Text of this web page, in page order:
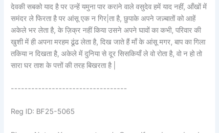
देवकी सबको याद है पर उन्हें यमुना पार करlने वाले वसुदेव हमें याद नहीं, आँखों में
समंदर ले फिरता है पर आंसू एक न गिर|ता है, छुपाके अपने जज़्बातों को आहें
अकेले भर लेता है, के ज़िक्र नहीं किया उसने अपने घावों का कभी, परिवार की
खुशी में ही अपना मरहम ढूंढ लेता है, दिख जाते हैं माँ के आंसू मगर, बाप का गिला
तकिया न दिखता है, अकेले में दुनिया से दूर सिसकियाँ ले वो रोता है, वो न हो तो
सारा घर ताश के पत्तों की तरह बिखरता है |
----------------------------------
Reg ID: BF25-5065